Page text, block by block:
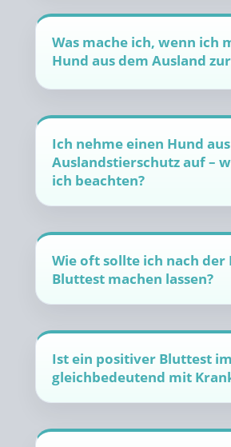
Was mache ich, wenn ich
Hund aus dem Ausland
Ich nehme einen Hund
Auslandstierschutz auf –
ich beachten?
Wie oft sollte ich nach der
Bluttest machen lassen?
Ist ein positiver Bluttest
gleichbedeutend mit